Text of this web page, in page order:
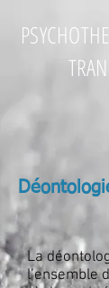
La
l’ensemble